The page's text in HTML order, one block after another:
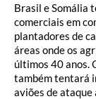
Brasil e Somália
comerciais em
plantadores de
áreas onde os
últimos 40 anos.
também tentará
aviões de ataque